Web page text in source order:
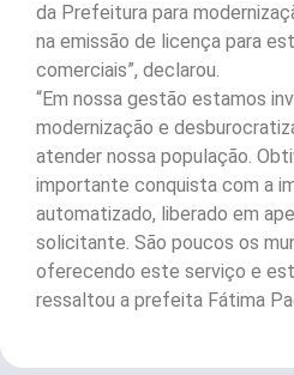
da Prefeitura para
na emissão de licença para
comerciais”, declarou.
“Em nossa gestão estamos
modernização e
atender nossa população.
importante conquista com a
automatizado, liberado em
solicitante. São poucos os
oferecendo este serviço e
ressaltou a prefeita Fátima